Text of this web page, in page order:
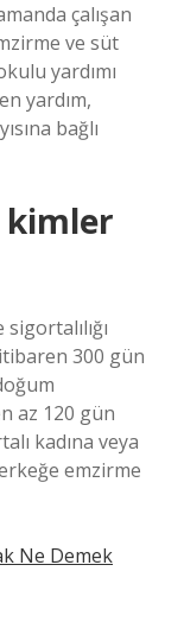
çalışan
ve süt
yardımı
yardım,
bağlı
kimler
300 gün
az 120 gün
kadına veya
emzirme
Ne Demek